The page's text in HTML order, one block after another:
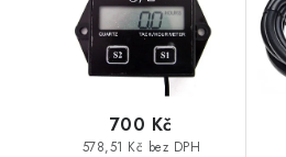
578,51 Kč bez DPH
700 Kč